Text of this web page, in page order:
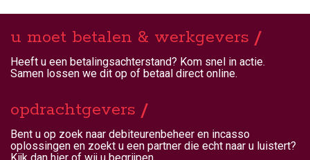
u moet betalen & werkgevers
Heeft u een betalingsachterstand? Kom snel in actie.
Samen lossen we dit op of betaal direct online.
opdrachtgevers
Bent u op zoek naar debiteurenbeheer en incasso
oplossingen en zoekt u een partner die echt naar u luistert?